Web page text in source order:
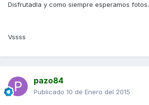
Disfrutadla y como siempre esperamos fotos.
Vssss
pazo84
Publicado 10 de Enero del 2015